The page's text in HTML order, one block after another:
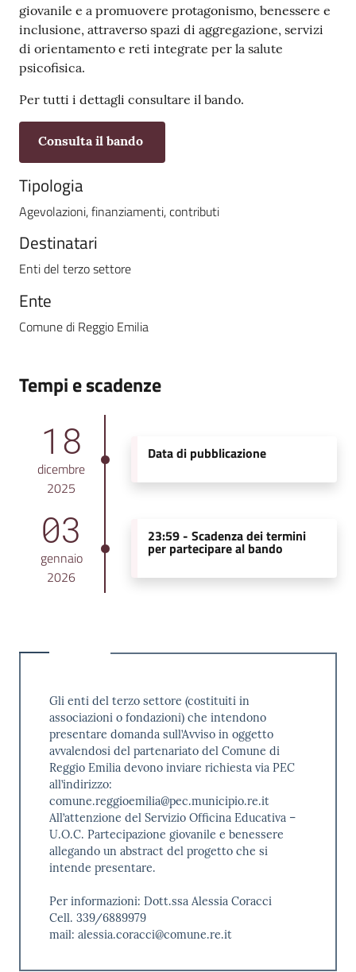
Seguici
giovanile e a promuovere protagonismo, benessere e
inclusione, attraverso spazi di aggregazione, servizi
di orientamento e reti integrate per la salute
psicofisica.
Per tutti i dettagli consultare il bando.
Consulta il bando
Tipologia
Agevolazioni, finanziamenti, contributi
Destinatari
Enti del terzo settore
Ente
Comune di Reggio Emilia
Tempi e scadenze
18
dicembre
2025
Data di pubblicazione
03
gennaio
2026
23:59 - Scadenza dei termini
per partecipare al bando
Gli enti del terzo settore (costituiti in
associazioni o fondazioni) che intendono
presentare domanda sull’Avviso in oggetto
avvalendosi del partenariato del Comune di
Reggio Emilia devono inviare richiesta via PEC
all’indirizzo:
comune.reggioemilia@pec.municipio.re.it
All’attenzione del Servizio Officina Educativa –
U.O.C. Partecipazione giovanile e benessere
allegando un abstract del progetto che si
intende presentare.
Per informazioni: Dott.ssa Alessia Coracci
Cell. 339/6889979
mail: alessia.coracci@comune.re.it